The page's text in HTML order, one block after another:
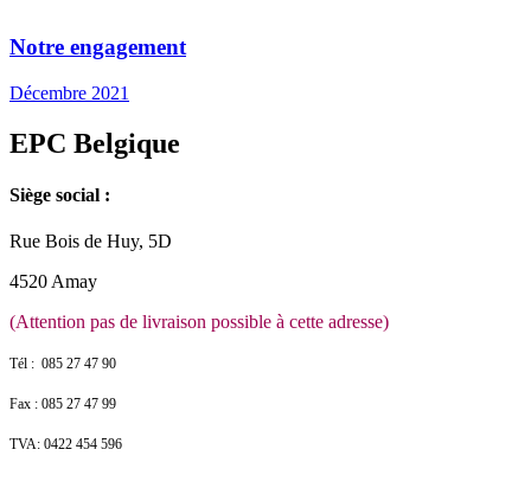
Notre engagement
Décembre 2021
EPC Belgique
Siège social :
Rue Bois de Huy, 5D
4520 Amay
(Attention pas de livraison possible à cette adresse)
Tél : 085 27 47 90
Fax : 085 27 47 99
TVA: 0422 454 596